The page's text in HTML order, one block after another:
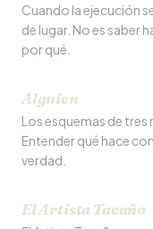
Cuando la ejecución
de lugar. No es saber
por qué.
Alguien
Los esquemas de tres
Entender qué hace
verdad.
El Artista Tacaño